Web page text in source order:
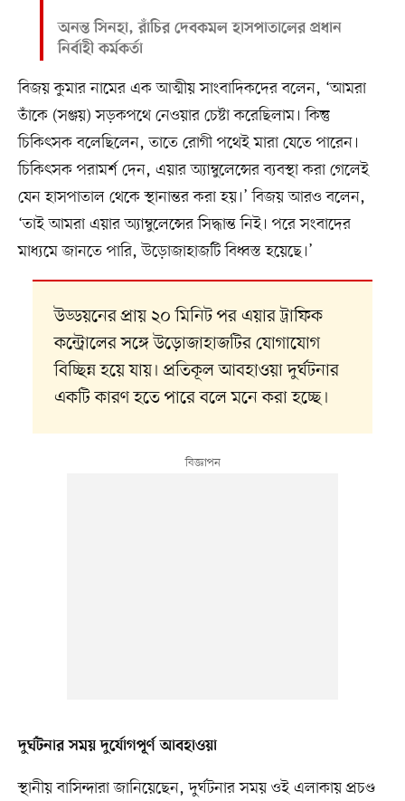
অনন্ত সিনহা, রাঁচির দেবকমল হাসপাতালের প্রধান
নির্বাহী কর্মকর্তা
বিজয় কুমার নামের এক আত্মীয় সাংবাদিকদের বলেন, ‘আমরা
তাঁকে (সঞ্জয়) সড়কপথে নেওয়ার চেষ্টা করেছিলাম। কিন্তু
চিকিৎসক বলেছিলেন, তাতে রোগী পথেই মারা যেতে পারেন।
চিকিৎসক পরামর্শ দেন, এয়ার অ্যাম্বুলেন্সের ব্যবস্থা করা গেলেই
যেন হাসপাতাল থেকে স্থানান্তর করা হয়।’ বিজয় আরও বলেন,
‘তাই আমরা এয়ার অ্যাম্বুলেন্সের সিদ্ধান্ত নিই। পরে সংবাদের
মাধ্যমে জানতে পারি, উড়োজাহাজটি বিধ্বস্ত হয়েছে।’
উড্ডয়নের প্রায় ২০ মিনিট পর এয়ার ট্রাফিক
কন্ট্রোলের সঙ্গে উড়োজাহাজটির যোগাযোগ
বিচ্ছিন্ন হয়ে যায়। প্রতিকূল আবহাওয়া দুর্ঘটনার
একটি কারণ হতে পারে বলে মনে করা হচ্ছে।
দুর্ঘটনার সময় দুর্যোগপূর্ণ আবহাওয়া
স্থানীয় বাসিন্দারা জানিয়েছেন, দুর্ঘটনার সময় ওই এলাকায় প্রচণ্ড